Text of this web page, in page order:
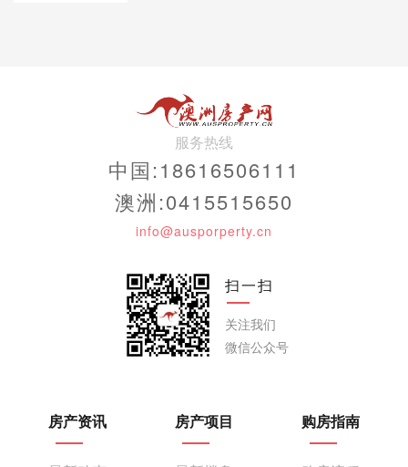
服务热线
中国:18616506111
澳洲:0415515650
info@ausporperty.cn
扫一扫
关注我们
微信公众号
房产资讯 房产项目 购房指南